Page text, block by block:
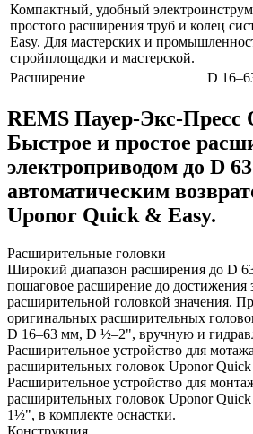
Компактный, удобный
простого расширения труб и колец
Easy. Для мастерских и
стройплощадки и мастерской.
Расширение
D
REMS Пауер-Экс-Пресс
Быстрое и простое
электроприводом до D
автоматическим
Uponor Quick & Easy.
Расширительные головки
Широкий диапазон расширения до D
пошаговое расширение до достижения
расширительной головкой значения.
оригинальных расширительных
D 16–63 мм, D ½–2", вручную и
Расширительное устройство для
расширительных головок Uponor
Расширительное устройство для
расширительных головок Uponor
1½", в комплекте оснастки.